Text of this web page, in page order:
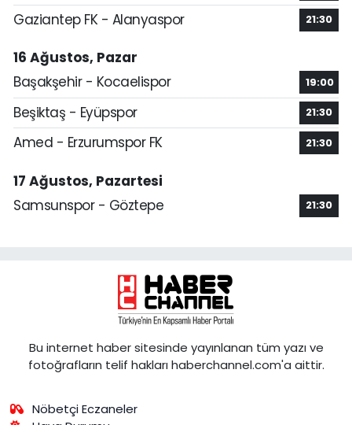
Gaziantep FK - Alanyaspor 21:30
16 Ağustos, Pazar
Başakşehir - Kocaelispor
19:00
Beşiktaş - Eyüpspor 21:30
Amed - Erzurumspor FK 21:30
17 Ağustos, Pazartesi
Samsunspor - Göztepe
21:30
Bu internet haber sitesinde yayınlanan tüm yazı ve
fotoğrafların telif hakları haberchannel.com'a aittir.
Nöbetçi Eczaneler